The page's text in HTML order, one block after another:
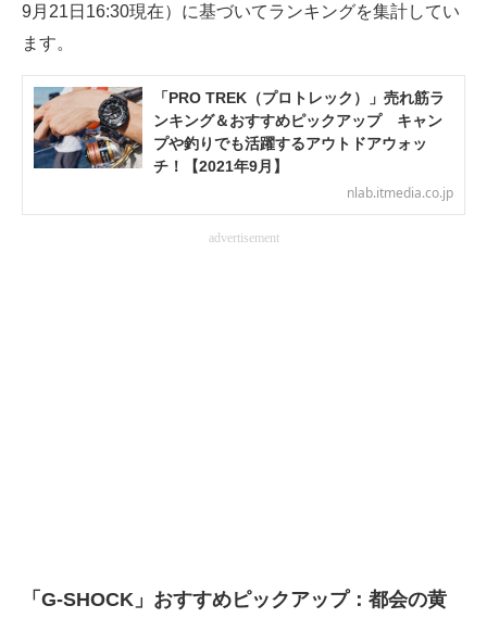
電子設計の基本と応用
エネルギーの専門メディア
9月21日16:30現在）に基づいてランキングを集計してい
ます。
「PRO TREK（プロトレック）」売れ筋ラ
ンキング＆おすすめピックアップ キャン
プや釣りでも活躍するアウトドアウォッ
チ！【2021年9月】
nlab.itmedia.co.jp
advertisement
「G-SHOCK」おすすめピックアップ：都会の黄